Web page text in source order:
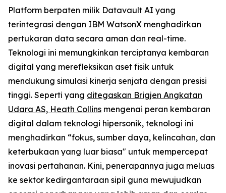
Platform berpaten milik Datavault AI yang
terintegrasi dengan IBM WatsonX menghadirkan
pertukaran data secara aman dan real-time.
Teknologi ini memungkinkan terciptanya kembaran
digital yang merefleksikan aset fisik untuk
mendukung simulasi kinerja senjata dengan presisi
tinggi. Seperti yang ditegaskan Brigjen Angkatan
Udara AS, Heath Collins mengenai peran kembaran
digital dalam teknologi hipersonik, teknologi ini
menghadirkan “fokus, sumber daya, kelincahan, dan
keterbukaan yang luar biasa" untuk mempercepat
inovasi pertahanan. Kini, penerapannya juga meluas
ke sektor kedirgantaraan sipil guna mewujudkan